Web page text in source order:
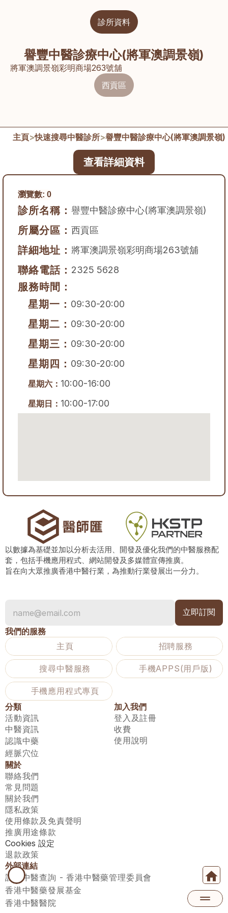
診所資料
譽豐中醫診療中心(將軍澳調景嶺)
將軍澳調景嶺彩明商場263號舖
西貢區
查看詳細資料
瀏覽數: 0
診所名稱： 譽豐中醫診療中心(將軍澳調景嶺)
所屬分區： 西貢區
詳細地址： 將軍澳調景嶺彩明商場263號舖
聯絡電話： 2325 5628
服務時間：
星期一： 09:30-20:00
星期二： 09:30-20:00
星期三： 09:30-20:00
星期四： 09:30-20:00
星期六： 10:00-16:00
星期日： 10:00-17:00
主頁>快速搜尋中醫診所>譽豐中醫診療中心(將軍澳調景嶺)
以數據為基礎並加以分析去活用、開發及優化我們的中醫服務配
套，包括手機應用程式、網站開發及多媒體宣傳推廣。
旨在向大眾推廣香港中醫行業，為推動行業發展出一分力。
我們的服務
主頁
招聘服務
搜尋中醫服務 手機APPS(用戶版)
手機應用程式專頁
分類
活動資訊
中醫資訊
認識中藥
經脈穴位
加入我們
登入及註冊
收費
使用說明
關於
聯絡我們
常見問題
關於我們
隱私政策
使用條款及免責聲明
推廣用途條款
Cookies 設定
退款政策
外部連結
註冊中醫查詢 - 香港中醫藥管理委員會
香港中醫藥發展基金
香港中醫醫院